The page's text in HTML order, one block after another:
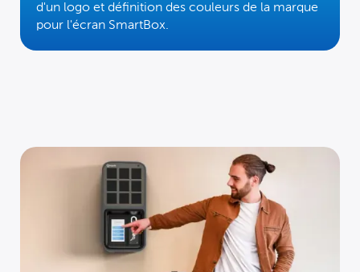
d'un logo et définition des couleurs de la marque
pour l'écran SmartBox.